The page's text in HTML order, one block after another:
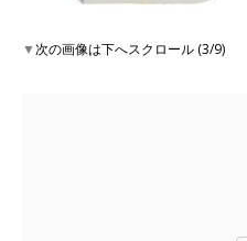
▼次の画像は下へスクロール (3/9)